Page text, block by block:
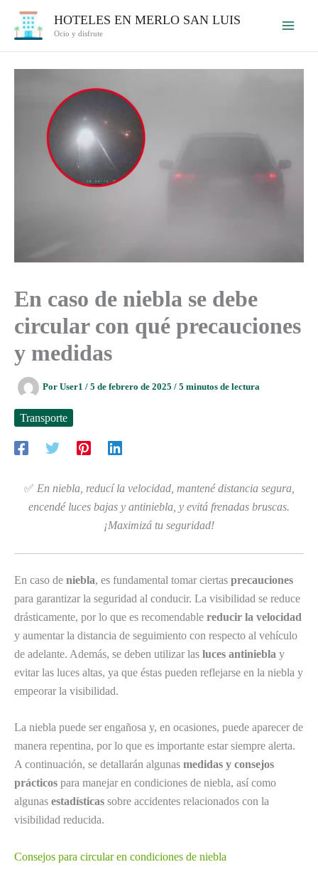
HOTELES EN MERLO SAN LUIS
Ocio y disfrute
En caso de niebla se debe
circular con qué precauciones
y medidas
Por User1 / 5 de febrero de 2025 / 5 minutos de lectura
Transporte
✅ En niebla, reducí la velocidad, mantené distancia segura,
encendé luces bajas y antiniebla, y evitá frenadas bruscas.
¡Maximizá tu seguridad!
En caso de niebla, es fundamental tomar ciertas precauciones
para garantizar la seguridad al conducir. La visibilidad se reduce
drásticamente, por lo que es recomendable reducir la velocidad
y aumentar la distancia de seguimiento con respecto al vehículo
de adelante. Además, se deben utilizar las luces antiniebla y
evitar las luces altas, ya que éstas pueden reflejarse en la niebla y
empeorar la visibilidad.
La niebla puede ser engañosa y, en ocasiones, puede aparecer de
manera repentina, por lo que es importante estar siempre alerta.
A continuación, se detallarán algunas medidas y consejos
prácticos para manejar en condiciones de niebla, así como
algunas estadísticas sobre accidentes relacionados con la
visibilidad reducida.
Consejos para circular en condiciones de niebla